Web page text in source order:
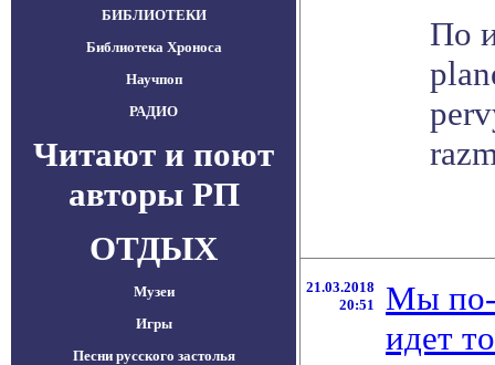
БИБЛИОТЕКИ
Библиотека Хроноса
Научпоп
РАДИО
Читают и поют
авторы РП
ОТДЫХ
Музеи
Игры
Песни русского застолья
По
21.03.2018
20:51
Мы по-
идет